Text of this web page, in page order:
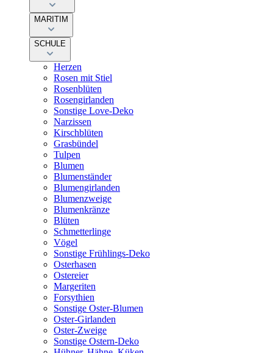
MARITIM
SCHULE
Herzen
Rosen mit Stiel
Rosenblüten
Rosengirlanden
Sonstige Love-Deko
Narzissen
Kirschblüten
Grasbündel
Tulpen
Blumen
Blumenständer
Blumengirlanden
Blumenzweige
Blumenkränze
Blüten
Schmetterlinge
Vögel
Sonstige Frühlings-Deko
Osterhasen
Ostereier
Margeriten
Forsythien
Sonstige Oster-Blumen
Oster-Girlanden
Oster-Zweige
Sonstige Ostern-Deko